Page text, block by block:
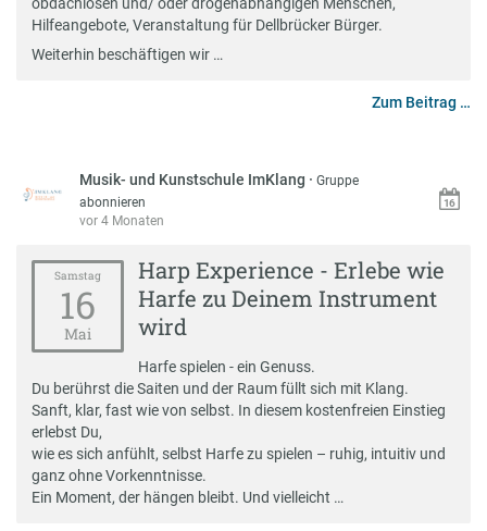
obdachlosen und/ oder drogenabhängigen Menschen,
Hilfeangebote, Veranstaltung für Dellbrücker Bürger.
Weiterhin beschäftigen wir …
Zum Beitrag …
Musik- und Kunstschule ImKlang ·Gruppe
abonnieren
vor 4 Monaten
Samstag
16
Mai
Harp Experience - Erlebe wie
Harfe zu Deinem Instrument
wird
Harfe spielen - ein Genuss.
Du berührst die Saiten und der Raum füllt sich mit Klang.
Sanft, klar, fast wie von selbst. In diesem kostenfreien Einstieg
erlebst Du,
wie es sich anfühlt, selbst Harfe zu spielen – ruhig, intuitiv und
ganz ohne Vorkenntnisse.
Ein Moment, der hängen bleibt. Und vielleicht …